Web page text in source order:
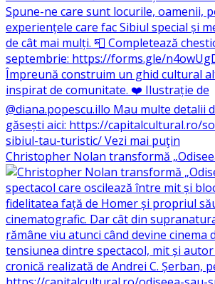
Christopher Nolan transformă